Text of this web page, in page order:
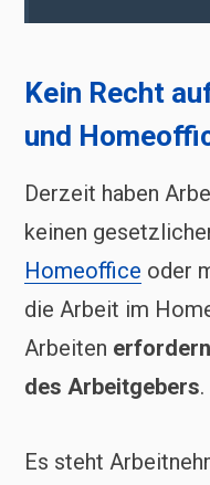
Kein Recht
und
Derzeit haben
keinen
Homeoffice oder
die Arbeit im
Arbeiten
des Arbeitgebers.
Es steht